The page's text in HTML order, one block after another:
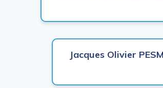
Jacques Olivier